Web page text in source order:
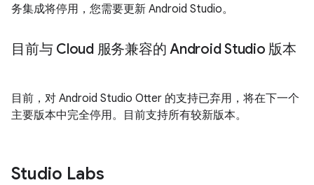
务集成将停用，您需要更新 Android Studio。
目前与 Cloud 服务兼容的 Android Studio 版本
目前，对 Android Studio Otter 的支持已弃用，将在下一个
主要版本中完全停用。目前支持所有较新版本。
Studio Labs